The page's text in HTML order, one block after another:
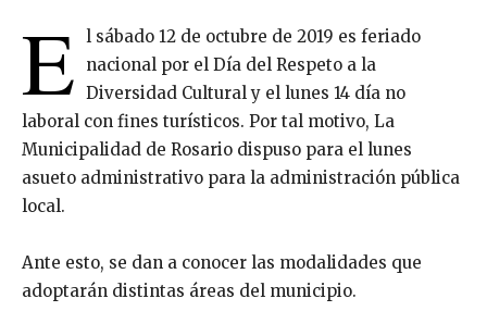
E l sábado 12 de octubre de 2019 es feriado
nacional por el Día del Respeto a la
Diversidad Cultural y el lunes 14 día no
laboral con fines turísticos. Por tal motivo, La
Municipalidad de Rosario dispuso para el lunes
asueto administrativo para la administración pública
local.
Ante esto, se dan a conocer las modalidades que
adoptarán distintas áreas del municipio.